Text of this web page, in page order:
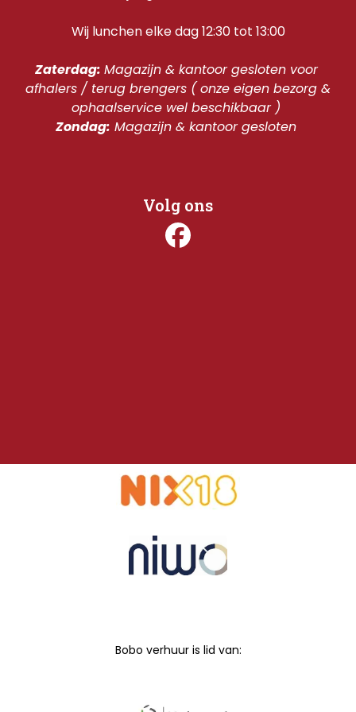
Wij lunchen elke dag 12:30 tot 13:00
Zaterdag: Magazijn & kantoor gesloten voor
afhalers / terug brengers ( onze eigen bezorg &
ophaalservice wel beschikbaar )
Zondag: Magazijn & kantoor gesloten
Volg ons
Bobo verhuur is lid van: